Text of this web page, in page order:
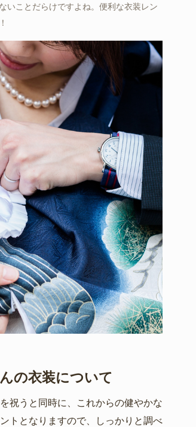
いことだらけですよね。便利な衣装レン
の衣装について
祝うと同時に、これからの健やかな
トとなりますので、しっかりと調べ